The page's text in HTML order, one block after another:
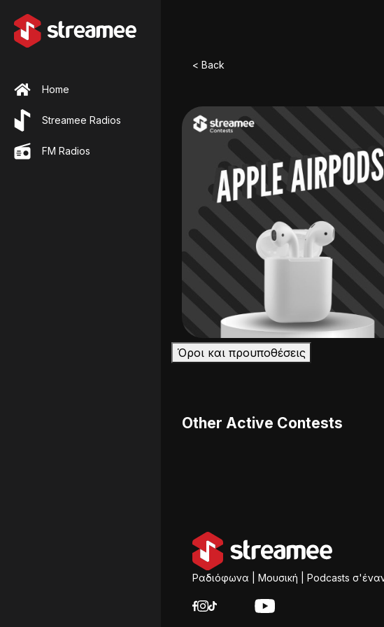
Home
Streamee Radios
FM Radios
< Back
Όροι και προυποθέσεις
Other Active Contests
Ραδιόφωνα | Μουσική | Podcasts